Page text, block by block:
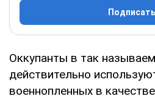
Оккупанты в так
действительно
военнопленных в